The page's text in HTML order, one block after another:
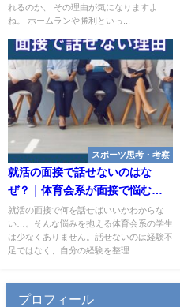
れるのか、 その理由が気になりますよ
ね。 ホームランや勝利といっ...
スポーツ思考・考察
就活の面接で話せないのはな
ぜ？｜体育会系が面接で悩む本
当の理由
就活の面接で何を話せばいいかわからな
い…。そんな悩みを抱える体育会系の学生
は少なくありません。話せないのは経験不
足ではなく、自分の経験を整理...
プロフィール